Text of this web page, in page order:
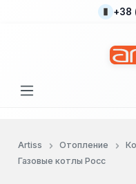
Перейти к основному
+38
Artiss Отопление
Газовые котлы Росс